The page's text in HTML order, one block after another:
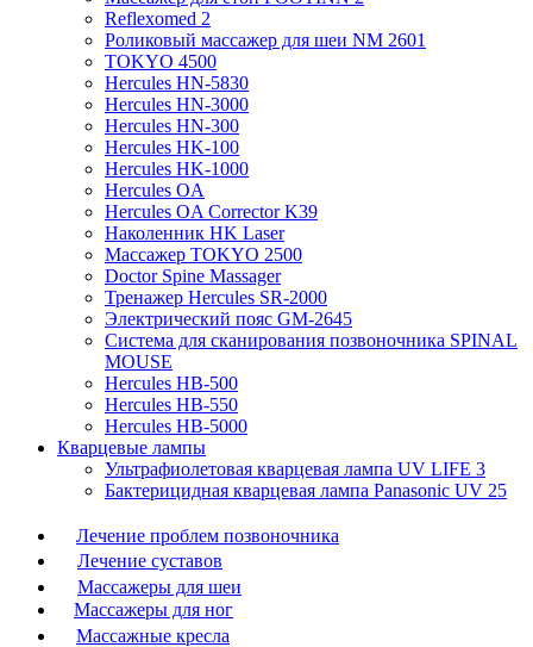
Reflexomed 2
Роликовый массажер для шеи NM 2601
TOKYO 4500
Hercules HN-5830
Hercules HN-3000
Hercules HN-300
Hercules HK-100
Hercules HK-1000
Hercules OA
Hercules OA Corrector K39
Наколенник HK Laser
Массажер TOKYO 2500
Doctor Spine Massager
Тренажер Hercules SR-2000
Электрический пояс GM-2645
Система для сканирования позвоночника SPINAL
MOUSE
Hercules HB-500
Hercules HB-550
Hercules HB-5000
Кварцевые лампы
Ультрафиолетовая кварцевая лампа UV LIFE 3
Бактерицидная кварцевая лампа Panasonic UV 25
Лечение проблем позвоночника
Лечение суставов
Массажеры для шеи
Массажеры для ног
Массажные кресла